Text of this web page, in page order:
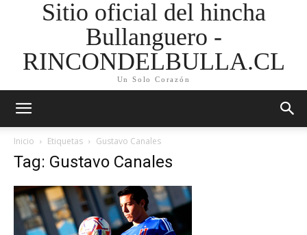
Sitio oficial del hincha
Bullanguero -
RINCONDELBULLA.CL
Un Solo Corazón
Inicio Etiquetas Gustavo Canales
Tag: Gustavo Canales